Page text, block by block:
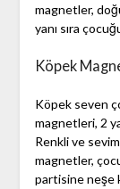
magnetler,
yanı sıra
Köpek
Köpek seven
magnetleri, 2
Renkli ve
magnetler,
partisine neşe